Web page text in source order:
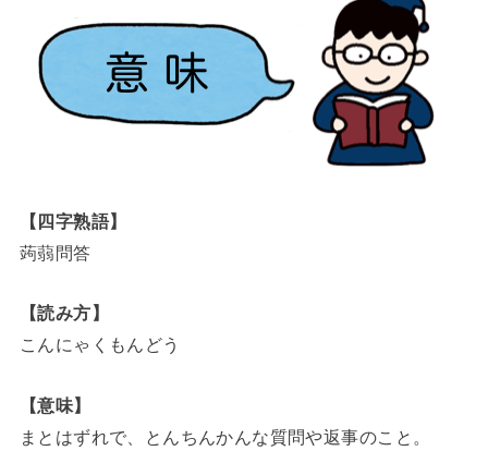
【四字熟語】
蒟蒻問答
【読み方】
こんにゃくもんどう
【意味】
まとはずれで、とんちんかんな質問や返事のこと。